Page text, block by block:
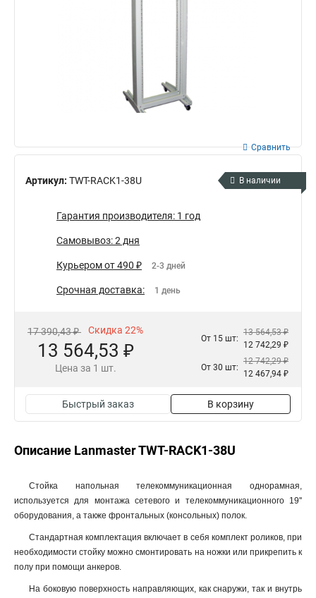
Артикул: TWT-RACK1-38U
Сравнить
В наличии
Гарантия производителя: 1 год
Самовывоз: 2 дня
Курьером от 490 ₽ 2-3 дней
Срочная доставка: 1 день
17 390,43 ₽ Скидка 22%
13 564,53 ₽
Цена за 1 шт.
От 15 шт:
13 564,53 ₽
12 742,29 ₽
От 30 шт:
12 742,29 ₽
12 467,94 ₽
Быстрый заказ В корзину
Описание Lanmaster TWT-RACK1-38U
Стойка напольная телекоммуникационная однорамная,
используется для монтажа сетевого и телекоммуникационного 19''
оборудования, а также фронтальных (консольных) полок.
Стандартная комплектация включает в себя комплект роликов, при
необходимости стойку можно смонтировать на ножки или прикрепить к
полу при помощи анкеров.
На боковую поверхность направляющих, как снаружи, так и внутрь